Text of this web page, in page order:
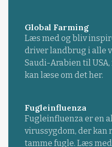
Global Farming
Læs med og bliv
driver landbrug i alle
Saudi-Arabien til
kan læse om det her.
Fugleinfluenza
Fugleinfluenza er en
virussygdom, der kan
tamme fugle. Læs